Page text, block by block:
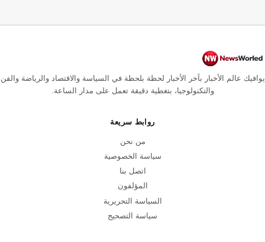
يوافيك عالم الأخبار بآخر الأخبار لحظة بلحظة في السياسة والاقتصاد والرياضة والفن
والتكنولوجيا، بتغطية دقيقة تعمل على مدار الساعة.
روابط سريعة
من نحن
سياسة الخصوصية
اتصل بنا
المؤلفون
السياسة التحريرية
سياسة التصحيح